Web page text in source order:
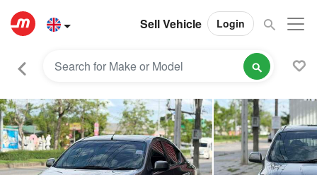
Sell Vehicle Login